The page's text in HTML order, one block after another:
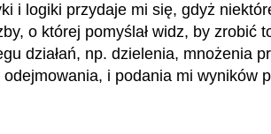
i logiki przydaje mi się, gdyż
o której pomyślał widz, by zrobić
działań, np. dzielenia, mnożenia
odejmowania, i podania mi wyników